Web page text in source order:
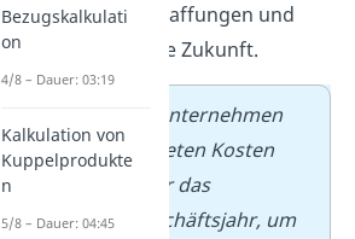
größere Anschaffungen und
Projekte für die Zukunft.
Ein Unternehmen
plant die erwarteten Kosten
und Umsätze für das
kommende Geschäftsjahr, um
Bezugskalkulati
on
4/8 – Dauer: 03:19
Kalkulation von
Kuppelprodukte
n
5/8 – Dauer: 04:45